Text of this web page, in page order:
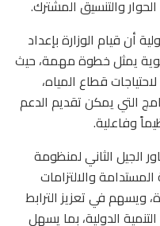
والتنسيق المشترك.
أن قيام الوزارة بإعداد
يمثل خطوة مهمة، حيث
قطاع المياه،
التي يمكن تقديم الدعم
وفاعلية.
الجيل الثاني لمنظومة
المستدامة والالتزامات
ويسهم في تعزيز الترابط
الدولية، بما يسهل